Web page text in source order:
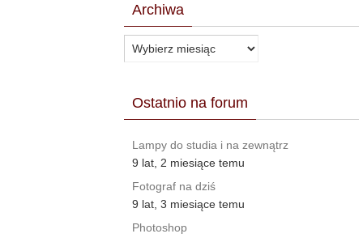
Archiwa
Archiwa
Ostatnio na forum
Lampy do studia i na zewnątrz
9 lat, 2 miesiące temu
Fotograf na dziś
9 lat, 3 miesiące temu
Photoshop